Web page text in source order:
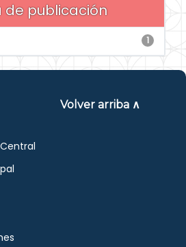
de publicación
1
Volver arriba ∧